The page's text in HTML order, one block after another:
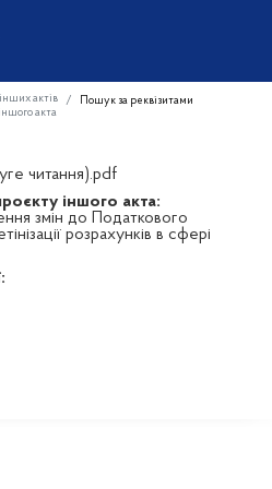
актів
Пошук за реквізитами
акта
читання).pdf
іншого акта:
змін до Податкового
розрахунків в сфері